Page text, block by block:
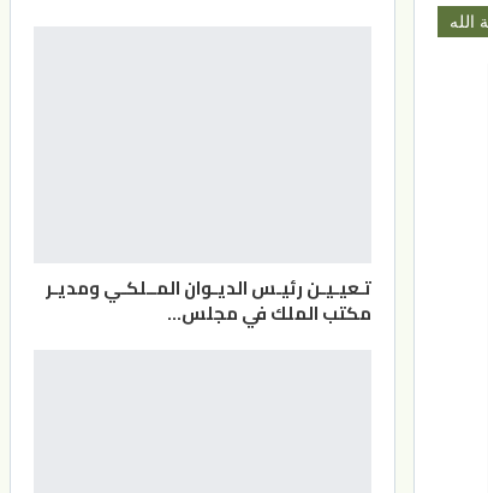
الله
تـعيـيـن رئيـس الديـوان المــلكـي ومديـر
مكتب الملك في مجلس…